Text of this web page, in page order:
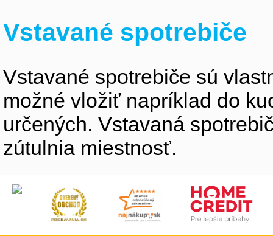
Vstavané spotrebiče
Vstavané spotrebiče sú
možné vložiť napríklad do
určených. Vstavaná
zútulnia miestnosť.